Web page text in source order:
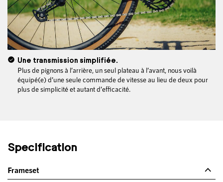
Une transmission simplifiée.
Plus de pignons à l’arrière, un seul plateau à l’avant, nous voilà
équipé(e) d’une seule commande de vitesse au lieu de deux pour
plus de simplicité et autant d’efficacité.
Specification
Frameset